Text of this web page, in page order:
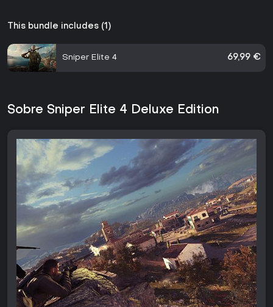
This bundle includes (1)
Sniper Elite 4 69,99 €
Sobre Sniper Elite 4 Deluxe Edition